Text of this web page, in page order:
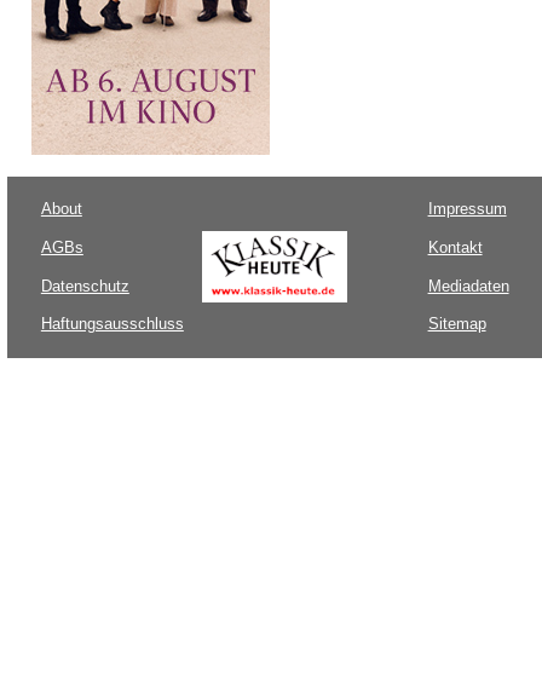
About
AGBs
Datenschutz
Haftungsausschluss
Impressum
Kontakt
Mediadaten
Sitemap